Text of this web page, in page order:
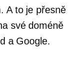
A to je přesně
své doméně
a Google.